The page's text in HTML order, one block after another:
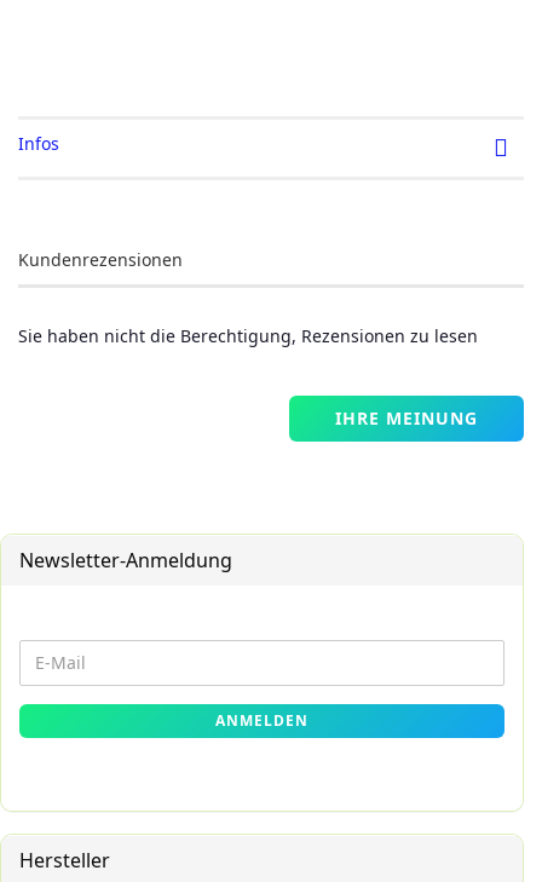
Infos
Kundenrezensionen
Sie haben nicht die Berechtigung, Rezensionen zu lesen
IHRE MEINUNG
Newsletter-Anmeldung
ZUR
E-
Mail
ANMELDEN
Hersteller